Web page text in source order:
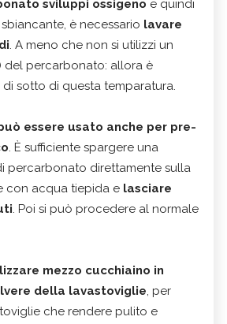
sviluppi ossigeno e quindi
è necessario lavare
. A meno che non si utilizzi un
del percarbonato: allora è
sotto di questa temparatura.
essere usato anche per pre-
. È sufficiente spargere una
percarbonato direttamente sulla
con acqua tiepida e lasciare
. Poi si può procedere al normale
mezzo cucchiaino in
della lavastoviglie, per
che rendere pulito e